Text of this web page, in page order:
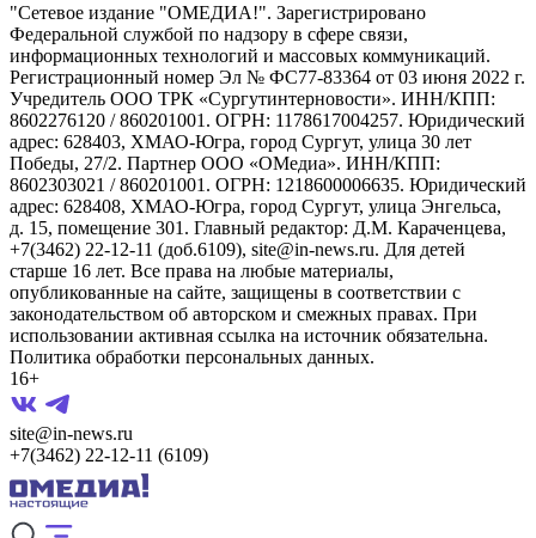
"Сетевое издание "ОМЕДИА!". Зарегистрировано
Федеральной службой по надзору в сфере связи,
информационных технологий и массовых коммуникаций.
Регистрационный номер Эл № ФС77-83364 от 03 июня 2022 г.
Учредитель ООО ТРК «Сургутинтерновости». ИНН/КПП:
8602276120 / 860201001. ОГРН: 1178617004257. Юридический
адрес: 628403, ХМАО-Югра, город Сургут, улица 30 лет
Победы, 27/2. Партнер ООО «ОМедиа». ИНН/КПП:
8602303021 / 860201001. ОГРН: 1218600006635. Юридический
адрес: 628408, ХМАО-Югра, город Сургут, улица Энгельса,
д. 15, помещение 301. Главный редактор: Д.М. Караченцева,
+7(3462) 22-12-11 (доб.6109), site@in-news.ru. Для детей
старше 16 лет. Все права на любые материалы,
опубликованные на сайте, защищены в соответствии с
законодательством об авторском и смежных правах. При
использовании активная ссылка на источник обязательна.
Политика обработки персональных данных.
16+
site@in-news.ru
+7(3462) 22-12-11 (6109)